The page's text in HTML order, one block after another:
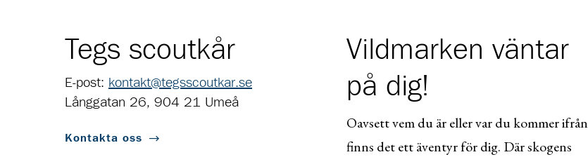
Tegs scoutkår
E-post: kontakt@tegsscoutkar.se
Långgatan 26, 904 21 Umeå
Kontakta oss
Vildmarken väntar
på dig!
Oavsett vem du är eller var du kommer ifrån
finns det ett äventyr för dig. Där skogens